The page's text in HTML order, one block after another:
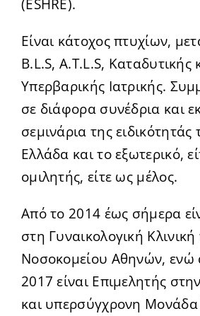
(ESHRE).
Είναι κάτοχος πτυχίων,
B.L.S, A.T.L.S, Καταδυτικής
Υπερβαρικής Ιατρικής.
σε διάφορα συνέδρια και
σεμινάρια της
Ελλάδα και το εξωτερικό,
ομιλητής, είτε ως μέλος.
Από το 2014 έως σήμερα
στη Γυναικολογική
Νοσοκομείου Αθηνών, ενώ
2017 είναι Επιμελητής
και υπερσύγχρονη Μονάδα